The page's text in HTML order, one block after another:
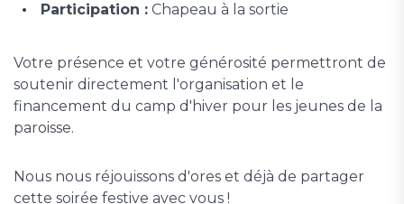
Participation : Chapeau à la sortie
Votre présence et votre générosité permettront de
soutenir directement l'organisation et le
financement du camp d'hiver pour les jeunes de la
paroisse.
Nous nous réjouissons d'ores et déjà de partager
cette soirée festive avec vous !